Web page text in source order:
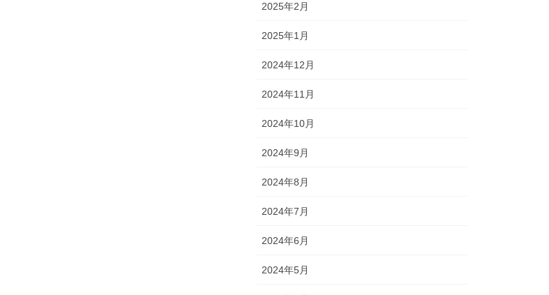
2025年2月
2025年1月
2024年12月
2024年11月
2024年10月
2024年9月
2024年8月
2024年7月
2024年6月
2024年5月